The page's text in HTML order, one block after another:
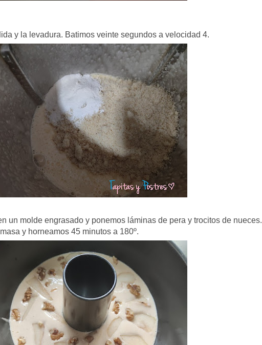
y la levadura. Batimos veinte segundos a velocidad 4.
un molde engrasado y ponemos láminas de pera y trocitos de nueces.
y horneamos 45 minutos a 180º.